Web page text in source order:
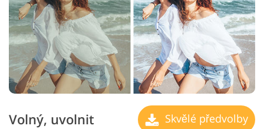
Volný, uvolnit Skvělé předvolby